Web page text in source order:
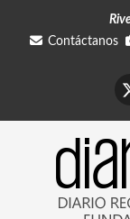
Contáctanos